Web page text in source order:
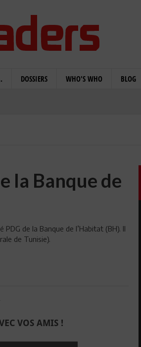
DOSSIERS WHO'S WHO BLOG
la Banque de
de la Banque de l’Habitat (BH). Il
de Tunisie).
VOS AMIS !